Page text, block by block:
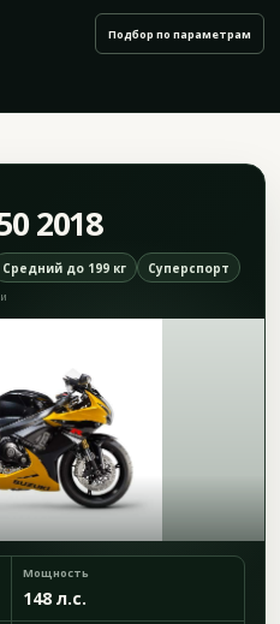
Подбор по параметрам
2018
Средний до 199 кг Суперспорт
Мощность
148 л.с.